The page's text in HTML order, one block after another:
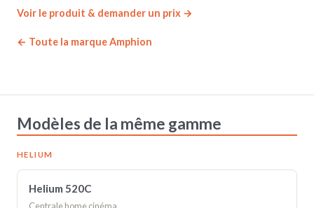
Voir le produit & demander un prix →
← Toute la marque Amphion
Modèles de la même gamme
HELIUM
Helium 520C